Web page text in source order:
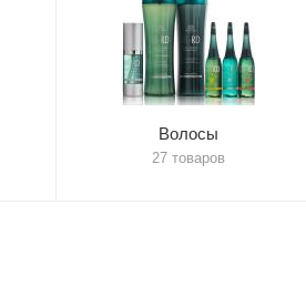
Волосы
27 товаров